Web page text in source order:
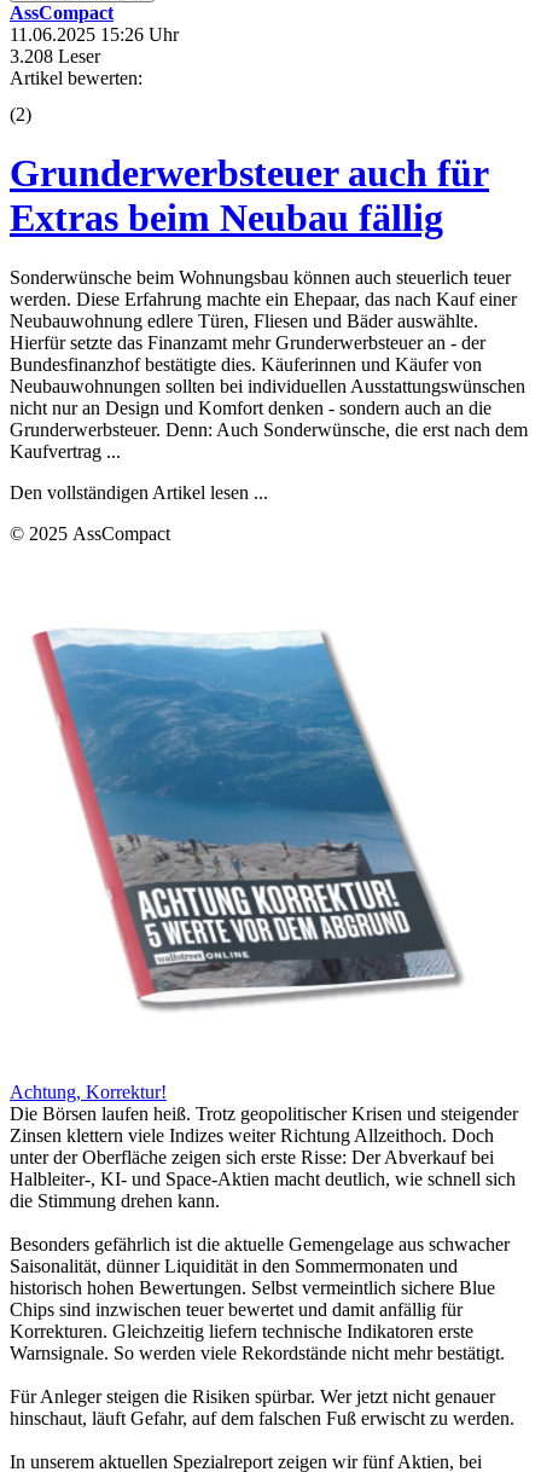
AssCompact
11.06.2025 15:26 Uhr
3.208 Leser
Artikel bewerten:
(2)
Grunderwerbsteuer auch für
Extras beim Neubau fällig
Sonderwünsche beim Wohnungsbau können auch steuerlich teuer
werden. Diese Erfahrung machte ein Ehepaar, das nach Kauf einer
Neubauwohnung edlere Türen, Fliesen und Bäder auswählte.
Hierfür setzte das Finanzamt mehr Grunderwerbsteuer an - der
Bundesfinanzhof bestätigte dies. Käuferinnen und Käufer von
Neubauwohnungen sollten bei individuellen Ausstattungswünschen
nicht nur an Design und Komfort denken - sondern auch an die
Grunderwerbsteuer. Denn: Auch Sonderwünsche, die erst nach dem
Kaufvertrag ...
Den vollständigen Artikel lesen ...
© 2025 AssCompact
Achtung, Korrektur!
Die Börsen laufen heiß. Trotz geopolitischer Krisen und steigender
Zinsen klettern viele Indizes weiter Richtung Allzeithoch. Doch
unter der Oberfläche zeigen sich erste Risse: Der Abverkauf bei
Halbleiter-, KI- und Space-Aktien macht deutlich, wie schnell sich
die Stimmung drehen kann.
Besonders gefährlich ist die aktuelle Gemengelage aus schwacher
Saisonalität, dünner Liquidität in den Sommermonaten und
historisch hohen Bewertungen. Selbst vermeintlich sichere Blue
Chips sind inzwischen teuer bewertet und damit anfällig für
Korrekturen. Gleichzeitig liefern technische Indikatoren erste
Warnsignale. So werden viele Rekordstände nicht mehr bestätigt.
Für Anleger steigen die Risiken spürbar. Wer jetzt nicht genauer
hinschaut, läuft Gefahr, auf dem falschen Fuß erwischt zu werden.
In unserem aktuellen Spezialreport zeigen wir fünf Aktien, bei